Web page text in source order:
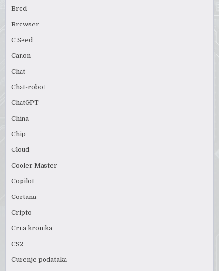
Brod
Browser
C Seed
Canon
Chat
Chat-robot
ChatGPT
China
Chip
Cloud
Cooler Master
Copilot
Cortana
Cripto
Crna kronika
CS2
Curenje podataka